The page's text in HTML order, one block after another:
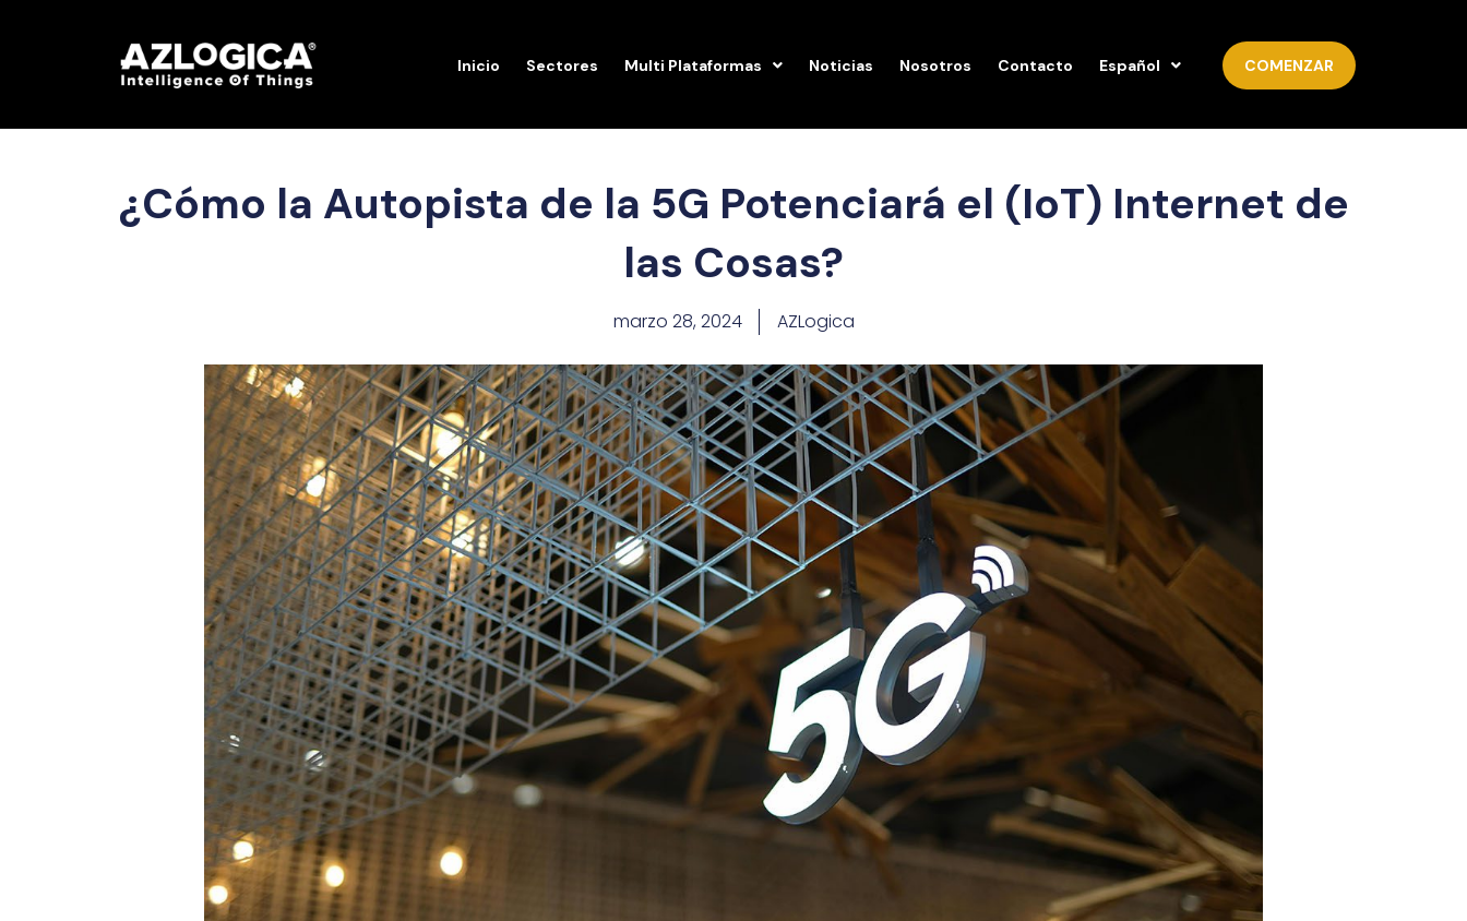
Inicio Sectores Multi Plataformas Noticias Nosotros Contacto Español COMENZAR
¿Cómo la Autopista de la 5G Potenciará el (IoT) Internet de
las Cosas?
marzo 28, 2024 AZLogica